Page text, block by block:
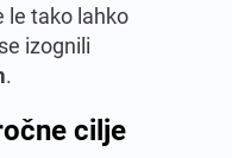
le tako lahko
izognili
.
cilje